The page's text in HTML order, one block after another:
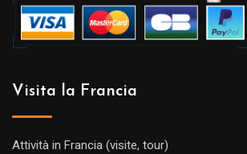
Visita la Francia
Attività in Francia (visite, tour)